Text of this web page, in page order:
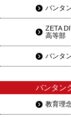
バンタ
ZETA
高等部
バンタ
バンタン
教育理